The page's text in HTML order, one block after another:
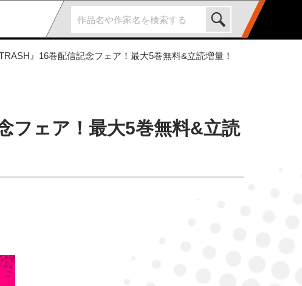
』16巻配信記念フェア！最大5巻無料&立読増量！
フェア！最大5巻無料&立読